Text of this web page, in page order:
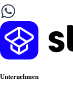
Unternehmen